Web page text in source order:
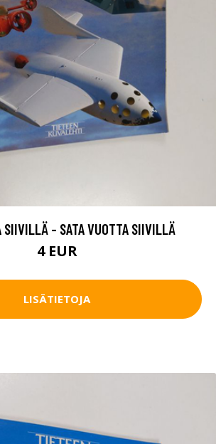
SIIVILLÄ - SATA VUOTTA SIIVILLÄ
4 EUR
LISÄTIETOJA